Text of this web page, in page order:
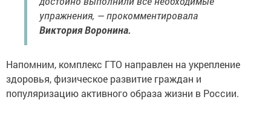
упражнения, — прокомментировала
Виктория Воронина.
Напомним, комплекс ГТО направлен на укрепление
здоровья, физическое развитие граждан и
популяризацию активного образа жизни в России.